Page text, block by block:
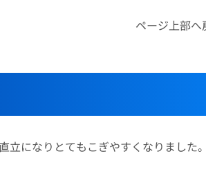
ページ上部
立になりとてもこぎやすくなりました